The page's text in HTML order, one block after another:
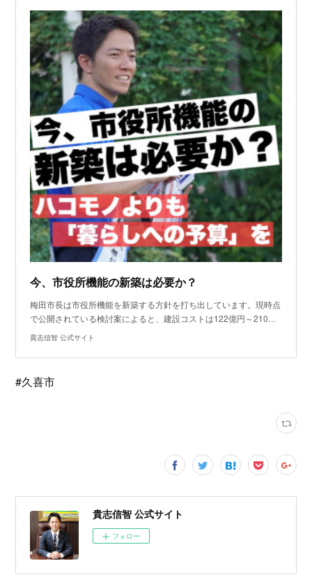
今、市役所機能の新築は必要か？
梅田市長は市役所機能を新築する方針を打ち出しています。現時点
で公開されている検討案によると、建設コストは122億円～210…
貴志信智 公式サイト
#久喜市
貴志信智 公式サイト
フォロー